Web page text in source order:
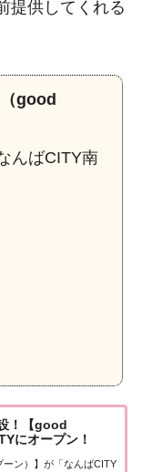
提供してくれる
good
んばCITY南
！【good
にオープン！
ーン）】が「なんばCITY